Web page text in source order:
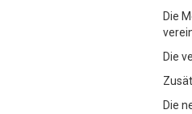
Die
Die
Die